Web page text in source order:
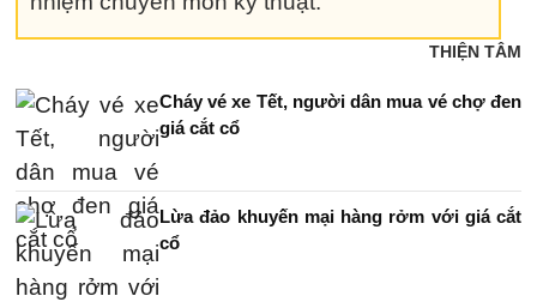
THIỆN TÂM
Cháy vé xe Tết, người dân mua vé chợ đen
giá cắt cổ
Lừa đảo khuyến mại hàng rởm với giá cắt
cổ